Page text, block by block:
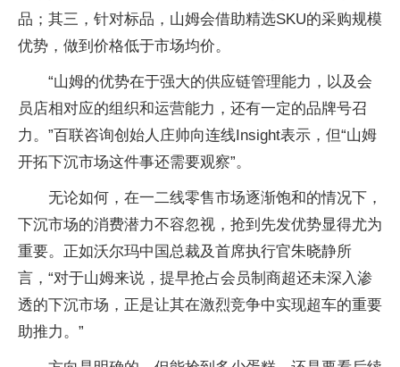
品；其三，针对标品，山姆会借助精选SKU的采购规模
优势，做到价格低于市场均价。
“山姆的优势在于强大的供应链管理能力，以及会
员店相对应的组织和运营能力，还有一定的品牌号召
力。”百联咨询创始人庄帅向连线Insight表示，但“山姆
开拓下沉市场这件事还需要观察”。
无论如何，在一二线零售市场逐渐饱和的情况下，
下沉市场的消费潜力不容忽视，抢到先发优势显得尤为
重要。正如沃尔玛中国总裁及首席执行官朱晓静所
言，“对于山姆来说，提早抢占会员制商超还未深入渗
透的下沉市场，正是让其在激烈竞争中实现超车的重要
助推力。”